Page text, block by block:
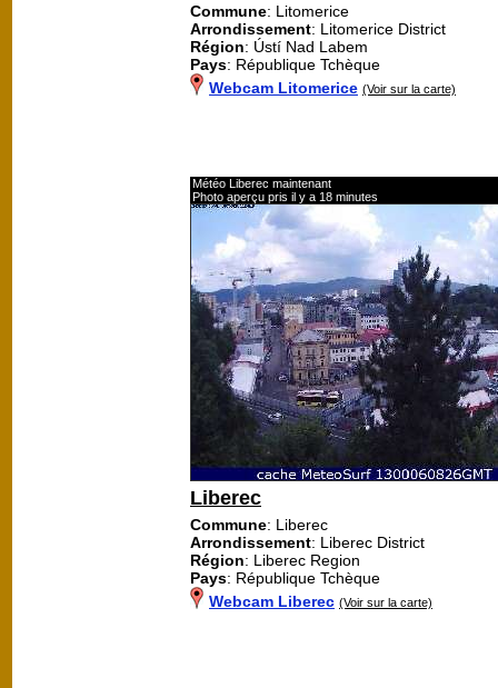
Commune: Litomerice
Arrondissement: Litomerice District
Région: Ústí Nad Labem
Pays: République Tchèque
Webcam Litomerice (Voir sur la carte)
Météo Liberec maintenant
Photo aperçu pris il y a 18 minutes
Liberec
Commune: Liberec
Arrondissement: Liberec District
Région: Liberec Region
Pays: République Tchèque
Webcam Liberec (Voir sur la carte)